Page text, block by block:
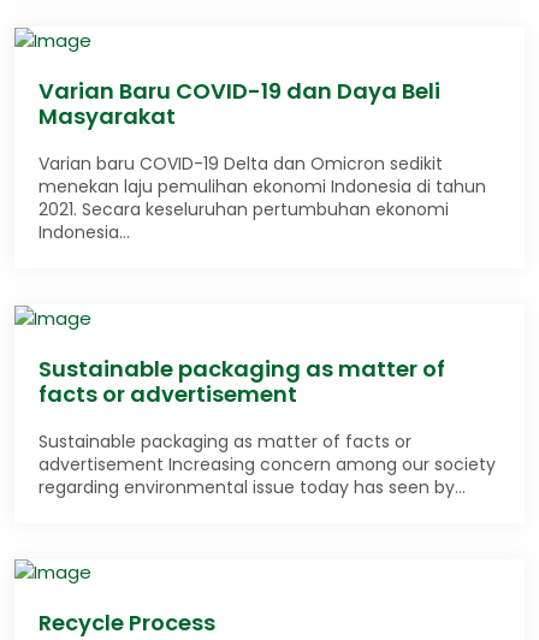
Varian Baru COVID-19 dan Daya Beli
Masyarakat
Varian baru COVID-19 Delta dan Omicron sedikit
menekan laju pemulihan ekonomi Indonesia di tahun
2021. Secara keseluruhan pertumbuhan ekonomi
Indonesia…
Sustainable packaging as matter of
facts or advertisement
Sustainable packaging as matter of facts or
advertisement Increasing concern among our society
regarding environmental issue today has seen by…
Recycle Process